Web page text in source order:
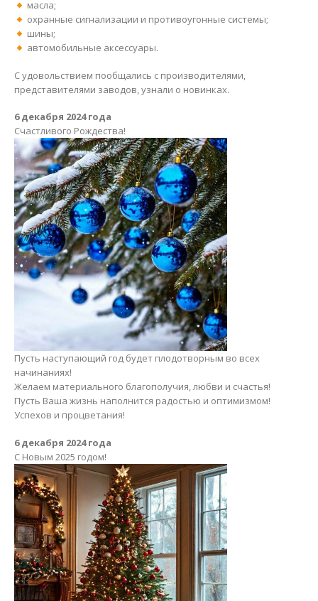
масла;
охранные сигнализации и противоугонные системы;
шины;
автомобильные аксессуары.
С удовольствием пообщались с производителями,
представителями заводов, узнали о новинках.
6 декабря 2024 года
Счастливого Рождества!
Пусть наступающий год будет плодотворным во всех
начинаниях!
Желаем материального благополучия, любви и счастья!
Пусть Ваша жизнь наполнится радостью и оптимизмом!
Успехов и процветания!
6 декабря 2024 года
С Новым 2025 годом!